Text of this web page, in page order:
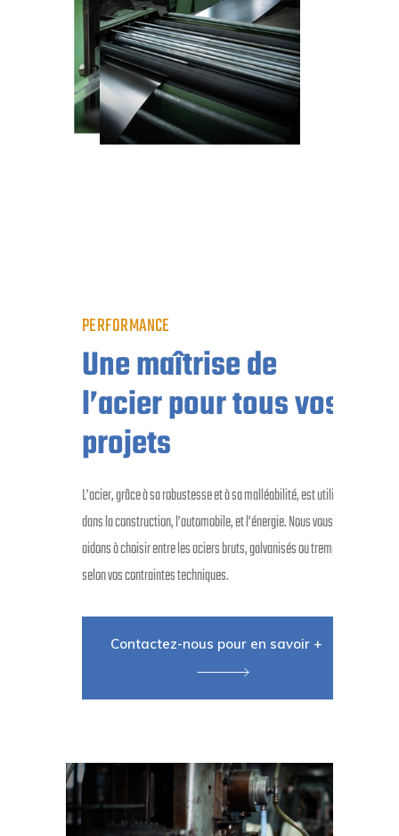
PERFORMANCE
Une maîtrise de
l’acier pour tous vos
projets
L’acier, grâce à sa robustesse et à sa malléabilité, est utilisé
dans la construction, l’automobile, et l’énergie. Nous vous
aidons à choisir entre les aciers bruts, galvanisés ou trempés
selon vos contraintes techniques.
Contactez-nous pour en savoir +